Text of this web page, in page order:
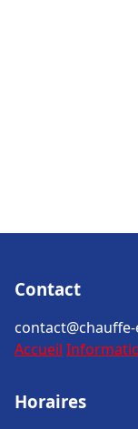
Contact
Accueil
Horaires